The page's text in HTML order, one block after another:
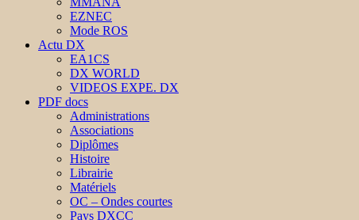
EZNEC
Mode ROS
Actu DX
EA1CS
DX WORLD
VIDEOS EXPE. DX
PDF docs
Administrations
Associations
Diplômes
Histoire
Librairie
Matériels
OC – Ondes courtes
Pays DXCC